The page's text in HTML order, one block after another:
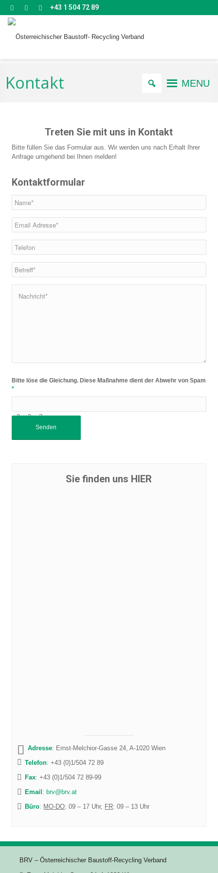
+43 1 504 72 89
MENU
Kontakt
Treten Sie mit uns in Kontakt
Bitte füllen Sie das Formular aus. Wir werden uns nach Erhalt Ihrer
Anfrage umgehend bei Ihnen melden!
Kontaktformular
2 + 2 = ?
Bitte löse die Gleichung. Diese Maßnahme dient der Abwehr von Spam
*
Sie finden uns HIER
Adresse: Ernst-Melchior-Gasse 24, A-1020 Wien
Telefon: +43 (0)1/504 72 89
Fax: +43 (0)1/504 72 89-99
Email : brv@brv.at
Büro: MO-DO: 09 – 17 Uhr, FR: 09 – 13 Uhr
BRV – Österreichischer Baustoff-Recycling Verband